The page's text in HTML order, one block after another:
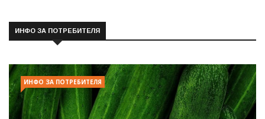
ИНФО ЗА ПОТРЕБИТЕЛЯ
ИНФО ЗА ПОТРЕБИТЕЛЯ